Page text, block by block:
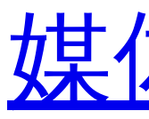
媒